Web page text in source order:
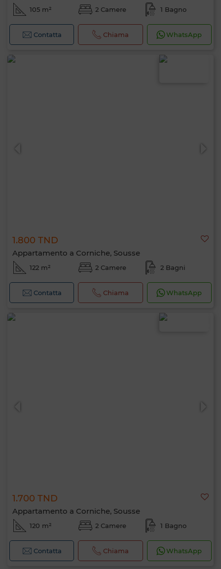
105 m² 2 Camere 1 Bagno
Contatta Chiama WhatsApp
1.800 TND
Appartamento a Corniche, Sousse
122 m² 2 Camere 2 Bagni
Contatta Chiama WhatsApp
1.700 TND
Appartamento a Corniche, Sousse
120 m² 2 Camere 1 Bagno
Contatta Chiama WhatsApp